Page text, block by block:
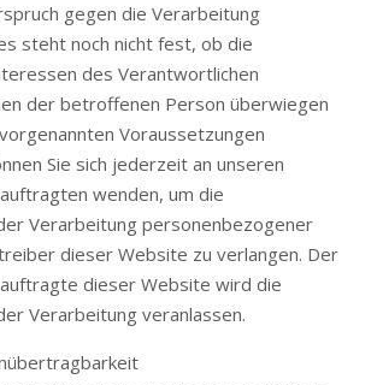
gegen die Verarbeitung
steht noch nicht fest, ob die
des Verantwortlichen
der betroffenen Person überwiegen
Voraussetzungen
Sie sich jederzeit an unseren
wenden, um die
Verarbeitung personenbezogener
dieser Website zu verlangen. Der
dieser Website wird die
Verarbeitung veranlassen.